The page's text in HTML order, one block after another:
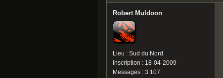
Robert Muldoon
Lieu : Sud du Nord
Inscription : 18-04-2009
Messages : 3 107